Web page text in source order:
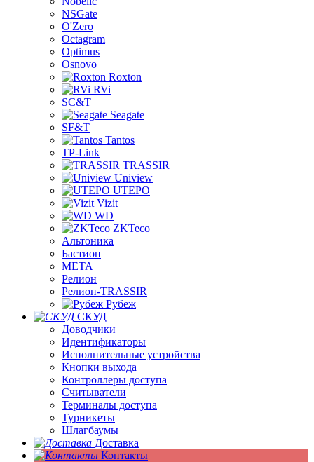
NSGate
O'Zero
Octagram
Optimus
Osnovo
Roxton
RVi
SC&T
Seagate
SF&T
Tantos
TP-Link
TRASSIR
Uniview
UTEPO
Vizit
WD
ZKTeco
Альтоника
Бастион
МЕТА
Релион
Релион-TRASSIR
Рубеж
СКУД
Доводчики
Идентификаторы
Исполнительные устройства
Кнопки выхода
Контроллеры доступа
Считыватели
Терминалы доступа
Турникеты
Шлагбаумы
Доставка
Контакты